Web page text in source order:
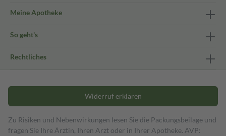
Meine Apotheke
So geht's
Rechtliches
Widerruf erklären
Zu Risiken und Nebenwirkungen lesen Sie die Packungsbeilage und
fragen Sie Ihre Ärztin, Ihren Arzt oder in Ihrer Apotheke. AVP: